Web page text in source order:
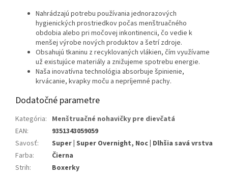
Nahrádzajú potrebu používania jednorazových
hygienických prostriedkov počas menštruačného
obdobia alebo pri močovej inkontinencii, čo vedie k
menšej výrobe nových produktov a šetrí zdroje.
Obsahujú tkaninu z recyklovaných vlákien, čím využívame
už existujúce materiály a znižujeme spotrebu energie.
Naša inovatívna technológia absorbuje špinienie,
krvácanie, kvapky moču a nepríjemné pachy.
Dodatočné parametre
Kategória: Menštruačné nohavičky pre dievčatá
EAN:
9351343059059
Savosť:
Super | Super Overnight, Noc | Dlhšia savá vrstva
Farba:
Čierna
Strih: Boxerky